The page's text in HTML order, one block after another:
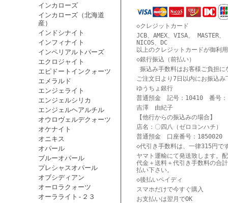
インカローズ
インカローズ（北海道
産）
インドシナイト
インフィナイト
インペリアルトパーズ
エクロジャイト
エピドートインクォーツ
エメラルド
エンジェライト
エンジェルシリカ
エンジェルヘアルチル
オウロヴェルデクォーツ
オケナイト
オニキス
オパール
ブルーオパール
プレシャスオパール
オブシディアン
オーロラクォーツ
オーラライト-２３
◇クレジットカード
JCB、AMEX、VISA、 MASTER
NICOS、DC
以上のクレジットカードが御利
◇銀行振込（前払い）
振込み手数料はお客様ご負担に
ご注文日より7日以内にお振込み
ゆうちょ銀行
普通預金 記号：10410 番号：
吉澤 由紀子
【他行からの振込みの場合】
店名：〇四八（ゼロヨンハチ）
普通預金 口座番号：1850020
◇代引き手数料は、一律315円で
ヤマト運輸にて発送致します。
代金＋送料＋代引き手数料の合
払い下さい。
◇後払いペイディ
スマホだけで今すぐ購入
お支払いは翌月でOK